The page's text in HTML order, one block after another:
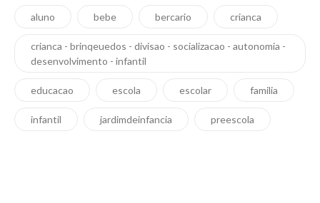
aluno bebe bercario crianca
crianca - brinqeuedos - divisao - socializacao - autonomia -
desenvolvimento - infantil
educacao escola escolar familia
infantil jardimdeinfancia preescola